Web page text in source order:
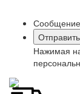
Сообщение
Нажимая